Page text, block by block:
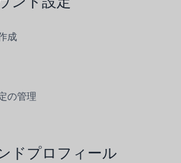
成
の管理
ドプロフィール